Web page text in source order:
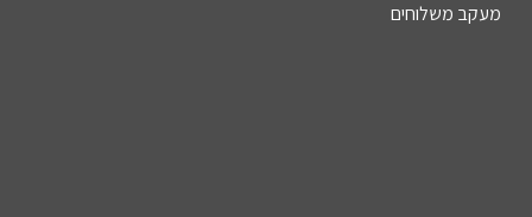
מעקב משלוחים